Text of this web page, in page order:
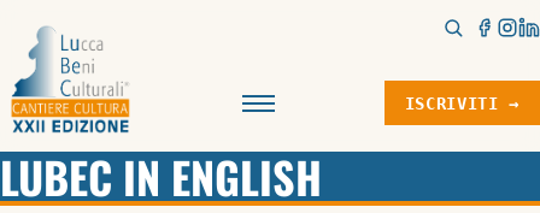
Menu
ISCRIVITI →
LUBEC IN ENGLISH